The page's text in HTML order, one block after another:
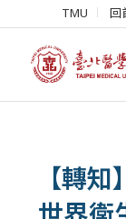
TMU 回
【轉